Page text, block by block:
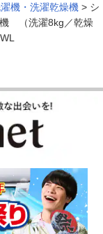
機・洗濯乾燥機 > シ
（洗濯8kg／乾燥